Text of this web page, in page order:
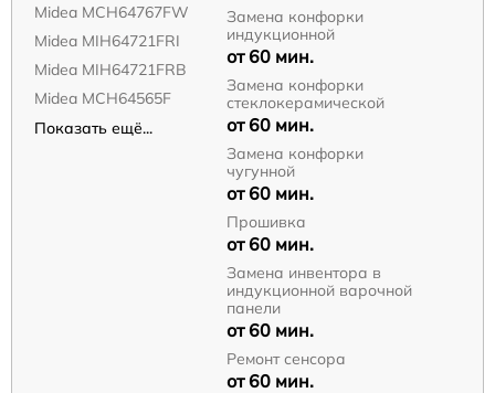
Midea MCH64767FW
Midea MIH64721FRI
Midea MIH64721FRB
Midea MCH64565F
Показать ещё...
Замена конфорки
индукционной
от 60 мин.
Замена конфорки
стеклокерамической
от 60 мин.
Замена конфорки
чугунной
от 60 мин.
Прошивка
от 60 мин.
Замена инвентора в
индукционной варочной
панели
от 60 мин.
Ремонт сенсора
от 60 мин.